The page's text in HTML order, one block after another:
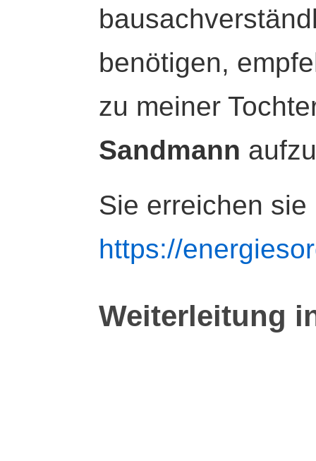
benötigen,
zu meiner
Sandmann
Sie erreichen sie
https://
Weiterleitung